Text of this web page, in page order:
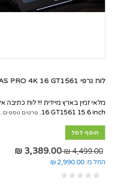
לוח גרפי HUION KAMVAS PRO 4K 16 GT1561 *במלאי מיידי*
16 GT1561 15.6 inch.
פרטים נוספים..
הוסף לסל
4,499.00 ₪
3,389.00 ₪
החל מ: 2,990.00 ₪